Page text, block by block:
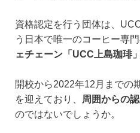
資格認定を行う団体は、
う日本で唯一のコーヒー専門
ェチェーン「UCC上島珈琲
開校から2022年12月までの
を迎えており、
周囲からの
のではないでしょうか。